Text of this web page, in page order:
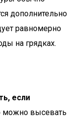
дополнительно
равномерно
на грядках.
если
можно высевать